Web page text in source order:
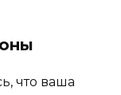
что ваша